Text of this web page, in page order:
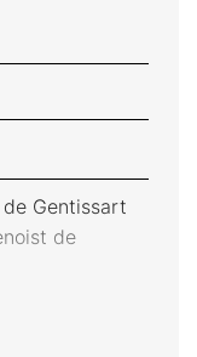
Gentissart
de